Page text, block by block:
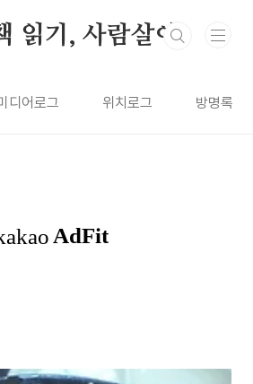
읽기, 사람살이
디어로그 위치로그 방명록